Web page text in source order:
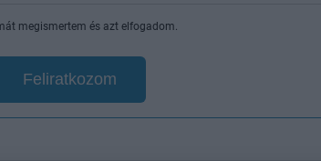
megismertem és azt elfogadom.
Feliratkozom